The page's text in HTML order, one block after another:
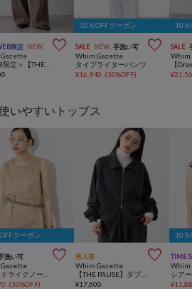
限定 NEW 
10％OFFクーポン
SALE NEW 手洗い可 
Whim Gazette
タイプライターパンツ
¥16,940 (30%OFF)
10％
SALE
Whim
¥
いやすいトップス
クーポン
洗い可 
(30%OFF)
再入荷 
Whim Gazette
【THE PAUSE】ダブルジッププルオーバー
¥17,600
10％
TIME
Whim
¥